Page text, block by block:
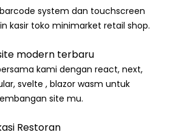
system dan touchscreen
kasir toko minimarket retail shop.
modern terbaru
kami dengan react, next,
svelte , blazor wasm untuk
site mu.
Restoran